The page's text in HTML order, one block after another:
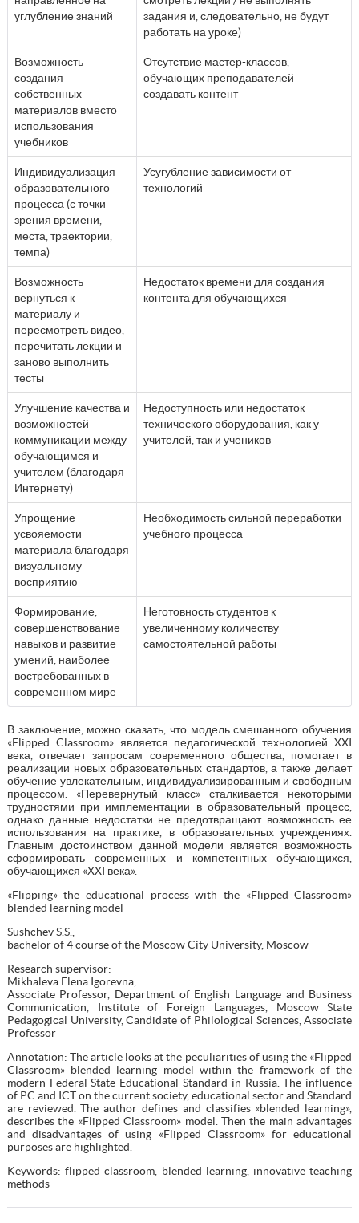
углубление знаний
задания и, следовательно, не будут
работать на уроке)
Возможность
создания
собственных
материалов вместо
использования
учебников
Отсутствие мастер-классов,
обучающих преподавателей
создавать контент
Индивидуализация
образовательного
процесса (с точки
зрения времени,
места, траектории,
темпа)
Усугубление зависимости от
технологий
Возможность
вернуться к
материалу и
пересмотреть видео,
перечитать лекции и
заново выполнить
тесты
Недостаток времени для создания
контента для обучающихся
Улучшение качества и
возможностей
коммуникации между
обучающимся и
учителем (благодаря
Интернету)
Недоступность или недостаток
технического оборудования, как у
учителей, так и учеников
Упрощение
усвояемости
материала благодаря
визуальному
восприятию
Необходимость сильной переработки
учебного процесса
Формирование,
совершенствование
навыков и развитие
умений, наиболее
востребованных в
современном мире
Неготовность студентов к
увеличенному количеству
самостоятельной работы
В заключение, можно сказать, что модель смешанного обучения
«Flipped Classroom» является педагогической технологией XXI
века, отвечает запросам современного общества, помогает в
реализации новых образовательных стандартов, а также делает
обучение увлекательным, индивидуализированным и свободным
процессом. «Перевернутый класс» сталкивается некоторыми
трудностями при имплементации в образовательный процесс,
однако данные недостатки не предотвращают возможность ее
использования на практике, в образовательных учреждениях.
Главным достоинством данной модели является возможность
сформировать современных и компетентных обучающихся,
обучающихся «XXI века».
«Flipping» the educational process with the «Flipped Classroom»
blended learning model
Sushchev S.S.,
bachelor of 4 course of the Moscow City University, Moscow
Research supervisor:
Mikhaleva Elena Igorevna,
Associate Professor, Department of English Language and Business
Communication, Institute of Foreign Languages, Moscow State
Pedagogical University, Candidate of Philological Sciences, Associate
Professor
Annotation: The article looks at the peculiarities of using the «Flipped
Classroom» blended learning model within the framework of the
modern Federal State Educational Standard in Russia. The influence
of PC and ICT on the current society, educational sector and Standard
are reviewed. The author defines and classifies «blended learning»,
describes the «Flipped Classroom» model. Then the main advantages
and disadvantages of using «Flipped Classroom» for educational
purposes are highlighted.
Keywords: flipped classroom, blended learning, innovative teaching
methods